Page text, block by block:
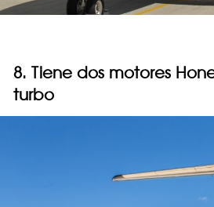
8. Tiene dos motores
turbo